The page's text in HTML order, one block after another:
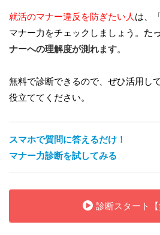
就活のマナー違反を防ぎたい人は、
マナー力をチェックしましょう。 た
ナーへの理解度が測れます。
無料で診断できるので、ぜひ活用し
役立ててください。
スマホで質問に答えるだけ！
マナー力診断を試してみる
診断スタート【